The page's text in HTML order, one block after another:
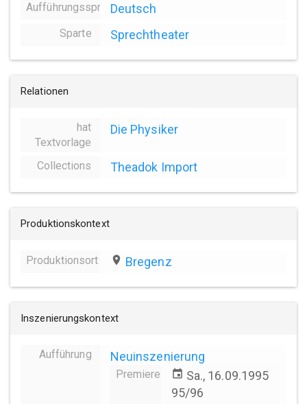
AufführungsspracheDeutsch
Sparte Sprechtheater
Relationen
hat
Textvorlage
Die Physiker
Collections Theadok Import
Produktionskontext
Produktionsort place Bregenz
Inszenierungskontext
Aufführung Neuinszenierung
Premiere event Sa., 16.09.1995
95/96